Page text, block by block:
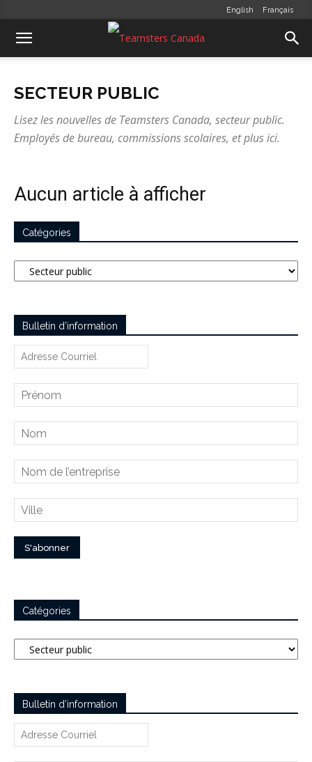
English Français
SECTEUR PUBLIC
Lisez les nouvelles de Teamsters Canada, secteur public.
Employés de bureau, commissions scolaires, et plus ici.
Aucun article à afficher
Catégories
Catégories
Bulletin d’information
Catégories
Catégories
Bulletin d’information